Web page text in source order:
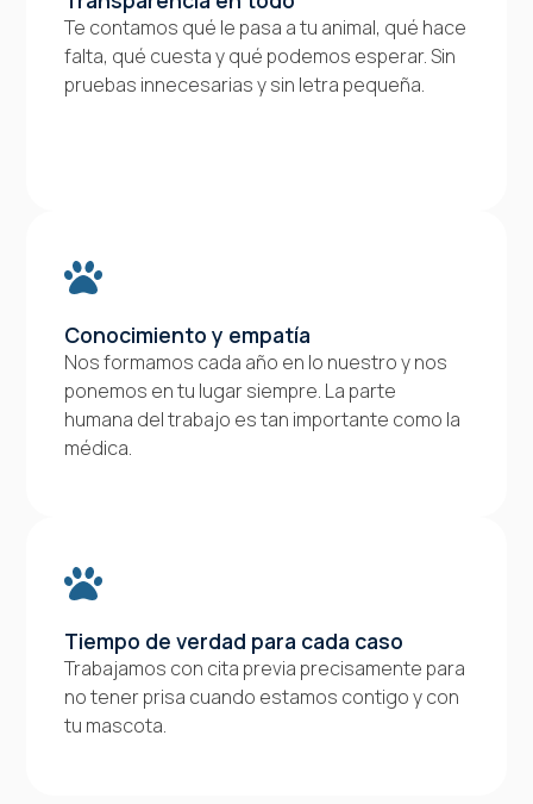
Te contamos qué le pasa a tu animal, qué hace
falta, qué cuesta y qué podemos esperar. Sin
pruebas innecesarias y sin letra pequeña.
Conocimiento y empatía
Nos formamos cada año en lo nuestro y nos
ponemos en tu lugar siempre. La parte
humana del trabajo es tan importante como la
médica.
Tiempo de verdad para cada caso
Trabajamos con cita previa precisamente para
no tener prisa cuando estamos contigo y con
tu mascota.